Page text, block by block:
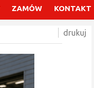
ZAMÓW KONTAKT
drukuj